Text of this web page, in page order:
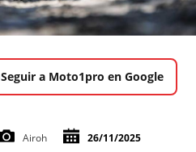
Seguir a Moto1pro en Google
Airoh 26/11/2025